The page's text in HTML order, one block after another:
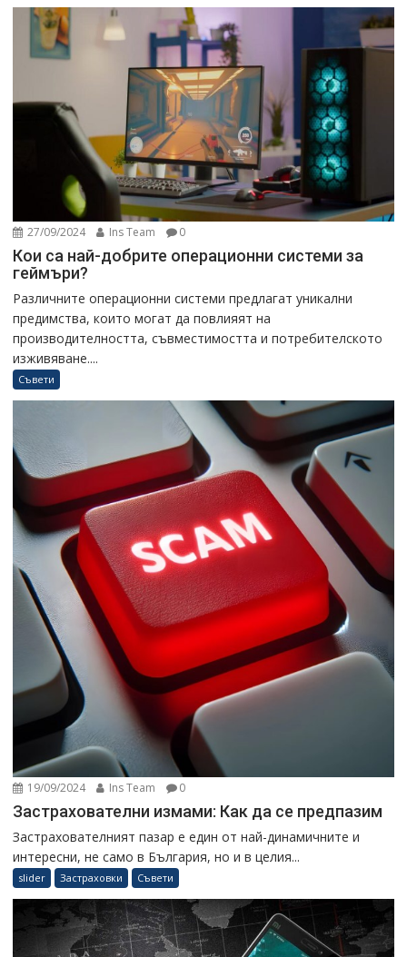
27/09/2024 Ins Team 0
Кои са най-добрите операционни системи за
геймъри?
Различните операционни системи предлагат уникални
предимства, които могат да повлияят на
производителността, съвместимостта и потребителското
изживяване....
Съвети
19/09/2024 Ins Team 0
Застрахователни измами: Как да се предпазим
Застрахователният пазар е един от най-динамичните и
интересни, не само в България, но и в целия...
slider Застраховки Съвети